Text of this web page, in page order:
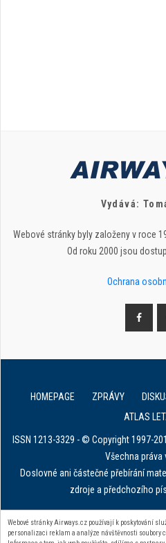
Webové stránky Airways.cz používají k poskytování
personalizaci reklam a analýze návštěvnosti soubory
Vydává:
Webové stránky byly založeny v roce
Od roku 2000 jsou
Ochrana
HOMEPAGE ZPRÁVY
ATLAS
ISSN 1213-3329 - © Copyright 1997-
Všechna práva
Doslovné ani částečné přebírání
zdroje a předchozího
E. in ART for
Zařízení na